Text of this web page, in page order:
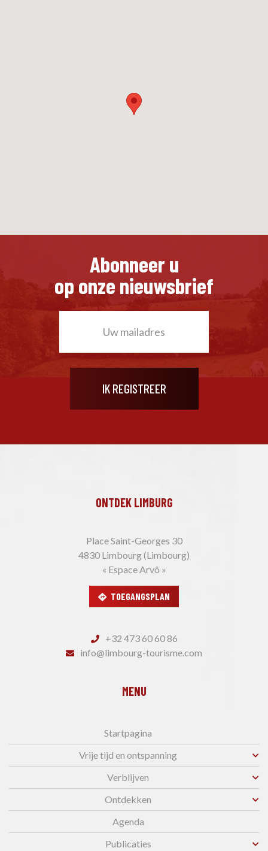
Abonneer u
op onze nieuwsbrief
ONTDEK LIMBURG
Place Saint-Georges 30
4830 Limbourg (Limbourg)
« Espace Arvô »
TOEGANGSPLAN
+32 473 60 60 86
info@limbourg-tourisme.com
MENU
Startpagina
Vrije tijd en ontspanning
Verblijven
Ontdekken
Agenda
Publicaties